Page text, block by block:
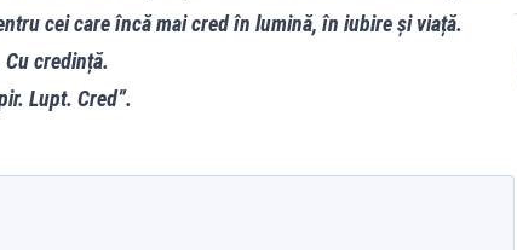
cei care încă mai cred în lumină, în iubire și viață.
credință.
Lupt. Cred”.